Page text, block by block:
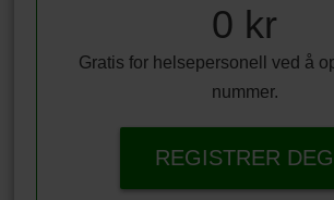
0 kr
Gratis for helsepersonell ved å
nummer.
REGISTRER DEG